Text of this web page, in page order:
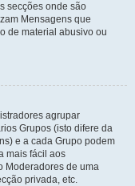
secções onde são
Mensagens que
de material abusivo ou
agrupar
Grupos (isto difere da
e a cada Grupo podem
mais fácil aos
Moderadores de uma
privada, etc.